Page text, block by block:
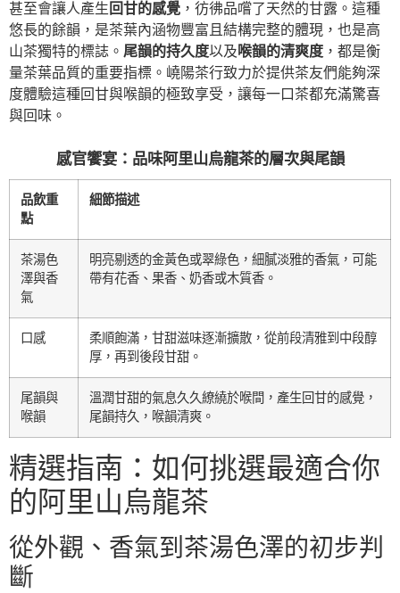
甚至會讓人產生 回甘的感覺 ，彷彿品嚐了天然的甘露。這種
悠長的餘韻，是茶葉內涵物豐富且結構完整的體現，也是高
山茶獨特的標誌。 尾韻的持久度以及喉韻的清爽度 ，都是衡
量茶葉品質的重要指標。嶢陽茶行致力於提供茶友們能夠深
度體驗這種回甘與喉韻的極致享受，讓每一口茶都充滿驚喜
與回味。
感官饗宴：品味阿里山烏龍茶的層次與尾韻
品飲重
點
細節描述
茶湯色
澤與香
氣
明亮剔透的金黃色或翠綠色，細膩淡雅的香氣，可能
帶有花香、果香、奶香或木質香。
口感
柔順飽滿，甘甜滋味逐漸擴散，從前段清雅到中段醇
厚，再到後段甘甜。
尾韻與
喉韻
溫潤甘甜的氣息久久繚繞於喉間，產生回甘的感覺，
尾韻持久，喉韻清爽。
精選指南：如何挑選最適合你
的阿里山烏龍茶
從外觀、香氣到茶湯色澤的初步判
斷